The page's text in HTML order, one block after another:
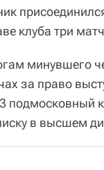
клуба три
минувшего
за право
подмосковный
в высшем